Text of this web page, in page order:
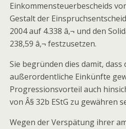
Einkommensteuerbescheids
Gestalt der
2004 auf 4.338 â‚¬ und den
238,59 â‚¬ festzusetzen.
Sie begründen dies damit, dass
außerordentliche Einkünfte
Progressionsvorteil auch
von Â§ 32b EStG zu gewähren
Wegen der Verspätung ihrer